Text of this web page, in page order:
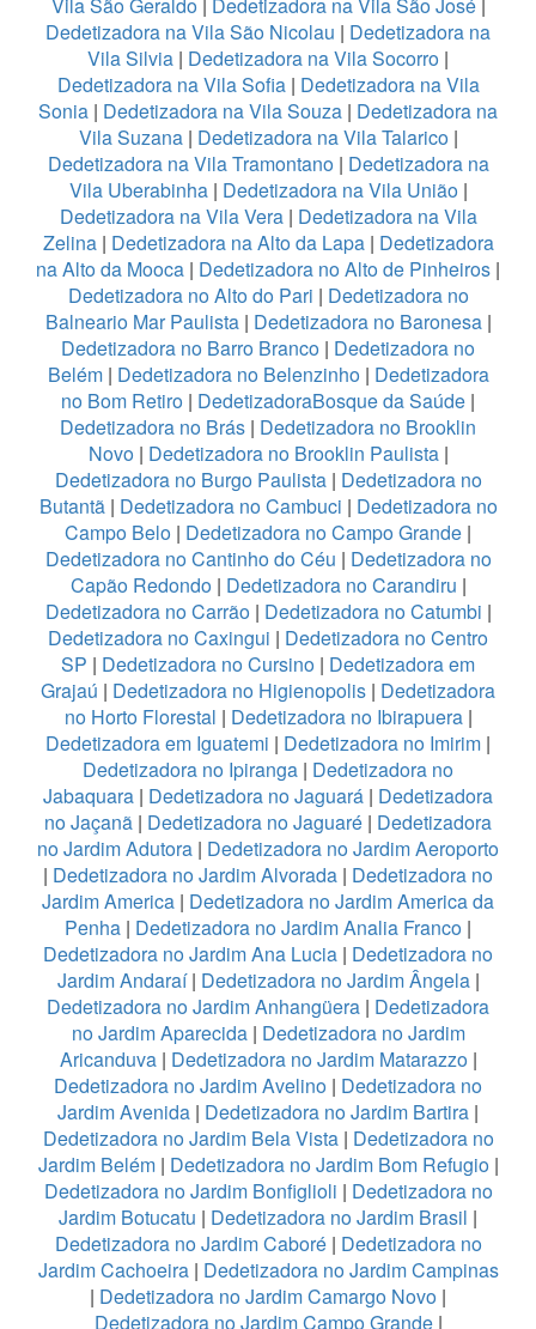
Dedetizadora na Vila São Nicolau | Dedetizadora na
Vila Silvia | Dedetizadora na Vila Socorro |
Dedetizadora na Vila Sofia| Dedetizadora na Vila
Sonia | Dedetizadora na Vila Souza | Dedetizadora na
Vila Suzana| Dedetizadora na Vila Talarico|
Dedetizadora na Vila Tramontano| Dedetizadora na
Vila Uberabinha| Dedetizadora na Vila União|
Dedetizadora na Vila Vera| Dedetizadora na Vila
Zelina| Dedetizadora na Alto da Lapa| Dedetizadora
na Alto da Mooca | Dedetizadora no Alto de Pinheiros |
Dedetizadora no Alto do Pari | Dedetizadora no
Balneario Mar Paulista| Dedetizadora no Baronesa|
Dedetizadora no Barro Branco | Dedetizadora no
Belém| Dedetizadora no Belenzinho| Dedetizadora
no Bom Retiro | DedetizadoraBosque da Saúde |
Dedetizadora no Brás | Dedetizadora no Brooklin
Novo| Dedetizadora no Brooklin Paulista|
Dedetizadora no Burgo Paulista| Dedetizadora no
Butantã| Dedetizadora no Cambuci | Dedetizadora no
Campo Belo | Dedetizadora no Campo Grande |
Dedetizadora no Cantinho do Céu | Dedetizadora no
Capão Redondo| Dedetizadora no Carandiru |
Dedetizadora no Carrão| Dedetizadora no Catumbi |
Dedetizadora no Caxingui | Dedetizadora no Centro
SP | Dedetizadora no Cursino | Dedetizadora em
Grajaú | Dedetizadora no Higienopolis | Dedetizadora
no Horto Florestal | Dedetizadora no Ibirapuera|
Dedetizadora em Iguatemi | Dedetizadora no Imirim |
Dedetizadora no Ipiranga | Dedetizadora no
Jabaquara | Dedetizadora no Jaguará | Dedetizadora
no Jaçanã | Dedetizadora no Jaguaré | Dedetizadora
no Jardim Adutora | Dedetizadora no Jardim Aeroporto
| Dedetizadora no Jardim Alvorada | Dedetizadora no
Jardim America | Dedetizadora no Jardim America da
Penha | Dedetizadora no Jardim Analia Franco |
Dedetizadora no Jardim Ana Lucia | Dedetizadora no
Jardim Andaraí| Dedetizadora no Jardim Ângela|
Dedetizadora no Jardim Anhangüera | Dedetizadora
no Jardim Aparecida| Dedetizadora no Jardim
Aricanduva| Dedetizadora no Jardim Matarazzo|
Dedetizadora no Jardim Avelino | Dedetizadora no
Jardim Avenida | Dedetizadora no Jardim Bartira |
Dedetizadora no Jardim Bela Vista| Dedetizadora no
Jardim Belém| Dedetizadora no Jardim Bom Refugio|
Dedetizadora no Jardim Bonfiglioli | Dedetizadora no
Jardim Botucatu | Dedetizadora no Jardim Brasil |
Dedetizadora no Jardim Caboré| Dedetizadora no
Jardim Cachoeira| Dedetizadora no Jardim Campinas
| Dedetizadora no Jardim Camargo Novo |
Dedetizadora no Jardim Campo Grande|